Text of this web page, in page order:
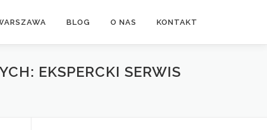
BLOG O NAS KONTAKT
EKSPERCKI SERWIS